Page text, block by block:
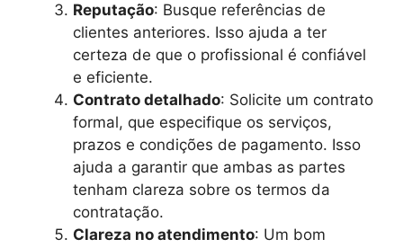
Reputação: Busque referências de
clientes anteriores. Isso ajuda a ter
certeza de que o profissional é confiável
e eficiente.
Contrato detalhado: Solicite um contrato
formal, que especifique os serviços,
prazos e condições de pagamento. Isso
ajuda a garantir que ambas as partes
tenham clareza sobre os termos da
contratação.
Clareza no atendimento: Um bom